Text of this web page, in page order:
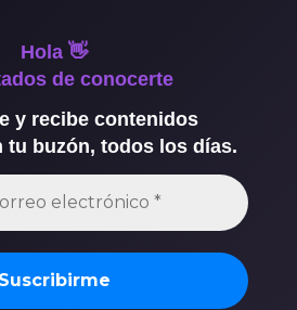
Hola 👋
de conocerte
y recibe contenidos
tu buzón, todos los días.